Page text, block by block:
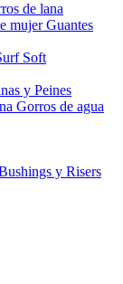
de lana
mujerGuantes
Soft
y Peines
Gorros de agua
y Risers